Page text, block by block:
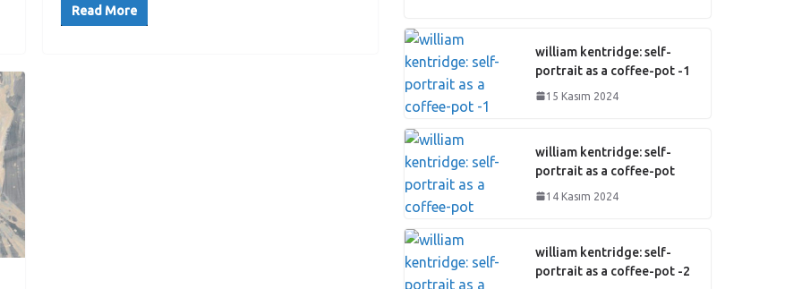
Read More
william kentridge: self-
portrait as a coffee-pot -1
15 Kasım 2024
william kentridge: self-
portrait as a coffee-pot
14 Kasım 2024
william kentridge: self-
portrait as a coffee-pot -2